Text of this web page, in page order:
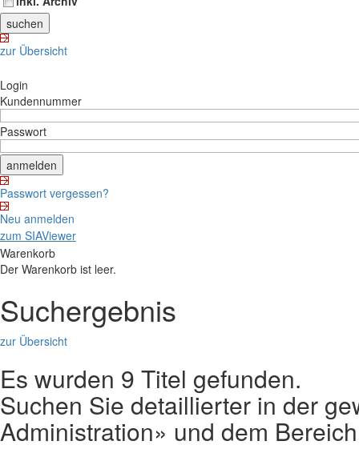
zur Übersicht
Login
Kundennummer
Passwort
Passwort vergessen?
Neu anmelden
zum SIAViewer
Warenkorb
Der Warenkorb ist leer.
Suchergebnis
zur Übersicht
Es wurden 9 Titel gefunden.
Suchen Sie detaillierter in der
Administration» und dem